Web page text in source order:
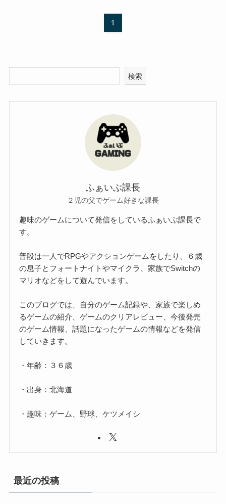
1
検索
ふぁいぶ課長
２児の父でゲーム好きな課長
趣味のゲームについて発信をしているふぁいぶ課長で
す。
普段は一人でRPGやアクションゲームをしたり、６歳
の息子とフォートナイトやマイクラ、家族でSwitchの
マリオなどをして遊んでいます。
このブログでは、自分のゲーム記録や、家族で楽しめ
るゲームの紹介、ゲームのクリアレビュー、今後発売
のゲーム情報、話題になったゲームの情報などを発信
していきます。
・年齢：３６歳
・出身：北海道
・趣味：ゲーム、野球、ケツメイシ
最近の投稿